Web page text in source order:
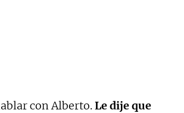
con Alberto.Le dije que